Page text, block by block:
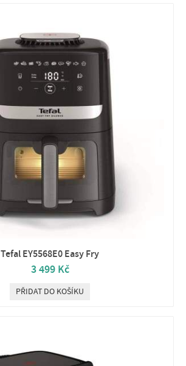
Tefal EY5568E0 Easy Fry
3 499 Kč
PŘIDAT DO KOŠÍKU